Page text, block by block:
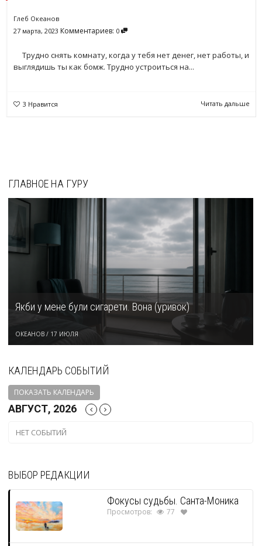
Глеб Океанов
27 марта, 2023 Комментариев: 0
Трудно снять комнату, когда у тебя нет денег, нет работы, и
выглядишь ты как бомж. Трудно устроиться на...
3 Нравится Читать дальше
ГЛАВНОЕ НА ГУРУ
Якби у мене були сигарети. Вона (уривок)
ОКЕАНОВ / 17 ИЮЛЯ
КАЛЕНДАРЬ СОБЫТИЙ
ПОКАЗАТЬ КАЛЕНДАРЬ
АВГУСТ, 2026
НЕТ СОБЫТИЙ
ВЫБОР РЕДАКЦИИ
Фокусы судьбы. Санта-Моника
Просмотров: 77